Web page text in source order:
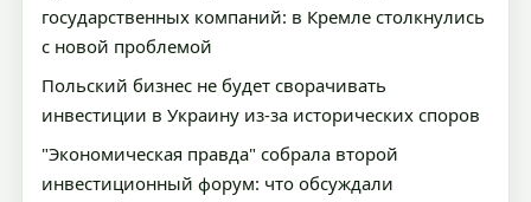
государственных компаний: в Кремле столкнулись
с новой проблемой
Польский бизнес не будет сворачивать
инвестиции в Украину из-за исторических споров
"Экономическая правда" собрала второй
инвестиционный форум: что обсуждали